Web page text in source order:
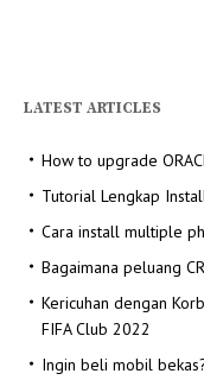
LATEST ARTICLES
How to upgrade
Tutorial Lengkap
Cara install multiple
Bagaimana peluang
Kericuhan dengan
FIFA Club 2022
Ingin beli mobil